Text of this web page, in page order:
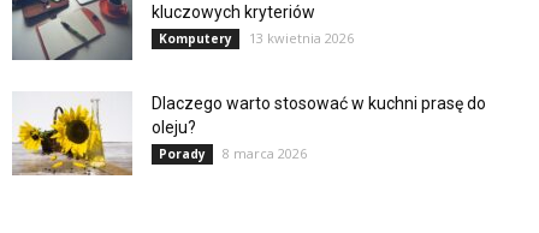
kluczowych kryteriów
Komputery 13 kwietnia 2026
Dlaczego warto stosować w kuchni prasę do
oleju?
Porady 8 marca 2026